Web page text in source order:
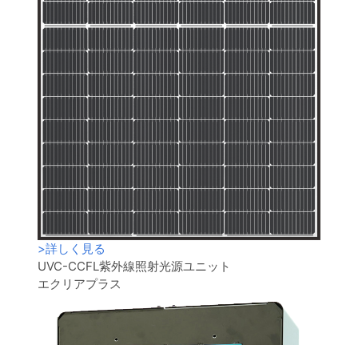
>詳しく見る
UVC-CCFL紫外線照射光源ユニット
エクリアプラス